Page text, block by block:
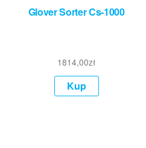
Glover Sorter Cs-1000
1814,00zł
Kup